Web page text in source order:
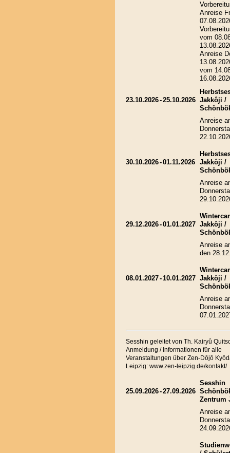
Anreise
vom
Anreise
vom
23.10.2026-25.10.2026 Jakkôji /
Anreise
30.10.2026-01.11.2026 Jakkôji /
Anreise
29.12.2026-01.01.2027 Jakkôji /
Anreise
den
08.01.2027-10.01.2027 Jakkôji /
Anreise
Sesshin geleitet von Th. Kairyû
Anmeldung / Informationen für alle
Veranstaltungen über Zen-Dōjō
Leipzig: www.zen-leipzig.de/kontakt/
25.09.2026-27.09.2026
Sesshin
Zentrum
Anreise